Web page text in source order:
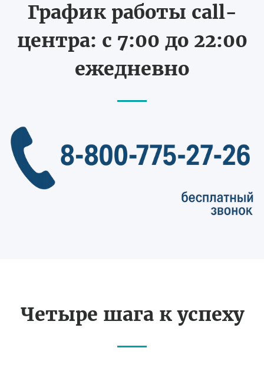
График работы call-
центра: с 7:00 до 22:00
ежедневно
Четыре шага к успеху